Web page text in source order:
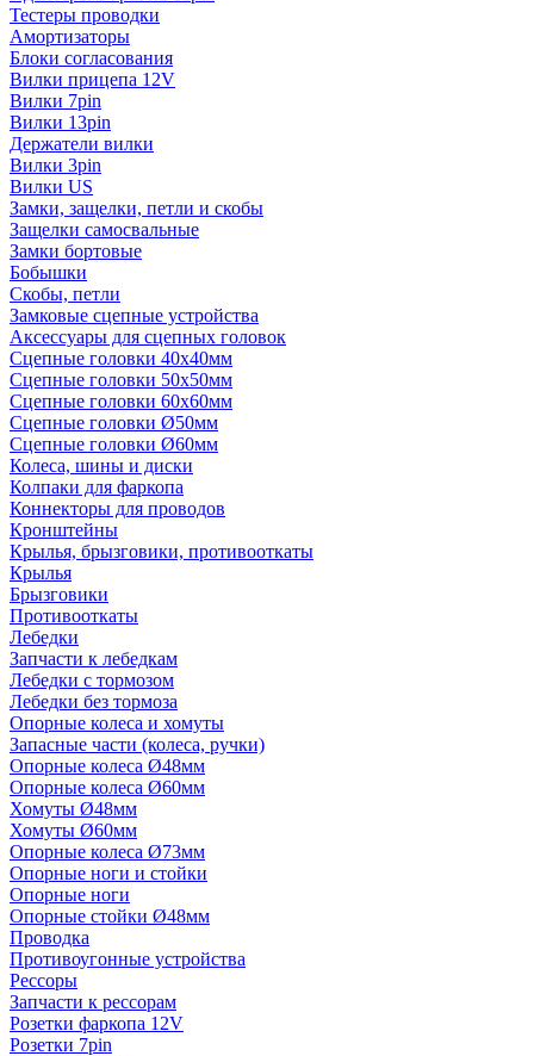
Тестеры проводки
Амортизаторы
Блоки согласования
Вилки прицепа 12V
Вилки 7pin
Вилки 13pin
Держатели вилки
Вилки 3pin
Вилки US
Замки, защелки, петли и скобы
Защелки самосвальные
Замки бортовые
Бобышки
Скобы, петли
Замковые сцепные устройства
Аксессуары для сцепных головок
Сцепные головки 40x40мм
Сцепные головки 50x50мм
Сцепные головки 60x60мм
Сцепные головки Ø50мм
Сцепные головки Ø60мм
Колеса, шины и диски
Колпаки для фаркопа
Коннекторы для проводов
Кронштейны
Крылья, брызговики, противооткаты
Крылья
Брызговики
Противооткаты
Лебедки
Запчасти к лебедкам
Лебедки с тормозом
Лебедки без тормоза
Опорные колеса и хомуты
Запасные части (колеса, ручки)
Опорные колеса Ø48мм
Опорные колеса Ø60мм
Хомуты Ø48мм
Хомуты Ø60мм
Опорные колеса Ø73мм
Опорные ноги и стойки
Опорные ноги
Опорные стойки Ø48мм
Проводка
Противоугонные устройства
Рессоры
Запчасти к рессорам
Розетки фаркопа 12V
Розетки 7pin